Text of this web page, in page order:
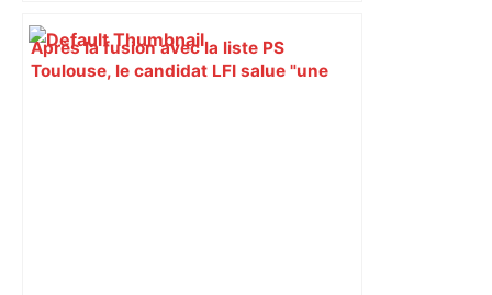
Après la fusion avec la liste PS
Toulouse, le candidat LFI salue "une